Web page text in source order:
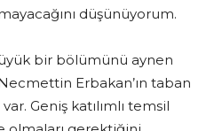
düşünüyorum.
bir bölümünü aynen
Erbakan’ın taban
Geniş katılımlı temsil